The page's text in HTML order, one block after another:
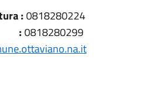
:0818280224
:0818280299